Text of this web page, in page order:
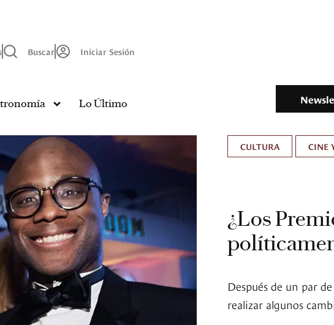
Buscar Iniciar Sesión
Lo Último
CULTURA CINE
¿Los
Después de un par
realizar algunos